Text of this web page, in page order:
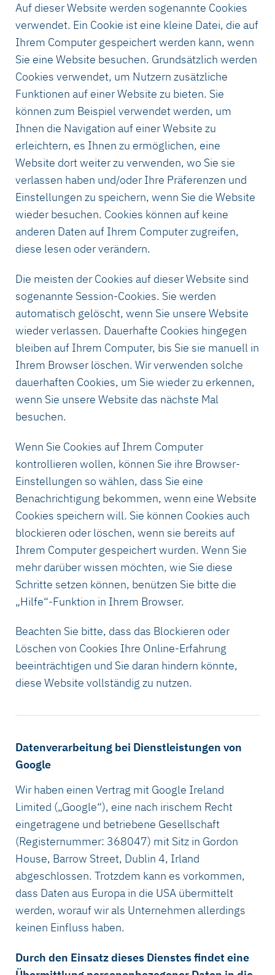
Auf dieser Website werden sogenannte Cookies
verwendet. Ein Cookie ist eine kleine Datei, die auf
Ihrem Computer gespeichert werden kann, wenn
Sie eine Website besuchen. Grundsätzlich werden
Cookies verwendet, um Nutzern zusätzliche
Funktionen auf einer Website zu bieten. Sie
können zum Beispiel verwendet werden, um
Ihnen die Navigation auf einer Website zu
erleichtern, es Ihnen zu ermöglichen, eine
Website dort weiter zu verwenden, wo Sie sie
verlassen haben und/oder Ihre Präferenzen und
Einstellungen zu speichern, wenn Sie die Website
wieder besuchen. Cookies können auf keine
anderen Daten auf Ihrem Computer zugreifen,
diese lesen oder verändern.
Die meisten der Cookies auf dieser Website sind
sogenannte Session-Cookies. Sie werden
automatisch gelöscht, wenn Sie unsere Website
wieder verlassen. Dauerhafte Cookies hingegen
bleiben auf Ihrem Computer, bis Sie sie manuell in
Ihrem Browser löschen. Wir verwenden solche
dauerhaften Cookies, um Sie wieder zu erkennen,
wenn Sie unsere Website das nächste Mal
besuchen.
Wenn Sie Cookies auf Ihrem Computer
kontrollieren wollen, können Sie ihre Browser-
Einstellungen so wählen, dass Sie eine
Benachrichtigung bekommen, wenn eine Website
Cookies speichern will. Sie können Cookies auch
blockieren oder löschen, wenn sie bereits auf
Ihrem Computer gespeichert wurden. Wenn Sie
mehr darüber wissen möchten, wie Sie diese
Schritte setzen können, benützen Sie bitte die
„Hilfe“-Funktion in Ihrem Browser.
Beachten Sie bitte, dass das Blockieren oder
Löschen von Cookies Ihre Online-Erfahrung
beeinträchtigen und Sie daran hindern könnte,
diese Website vollständig zu nutzen.
Datenverarbeitung bei Dienstleistungen von
Google
Wir haben einen Vertrag mit Google Ireland
Limited („Google“), eine nach irischem Recht
eingetragene und betriebene Gesellschaft
(Registernummer: 368047) mit Sitz in Gordon
House, Barrow Street, Dublin 4, Irland
abgeschlossen. Trotzdem kann es vorkommen,
dass Daten aus Europa in die USA übermittelt
werden, worauf wir als Unternehmen allerdings
keinen Einfluss haben.
Durch den Einsatz dieses Dienstes findet eine